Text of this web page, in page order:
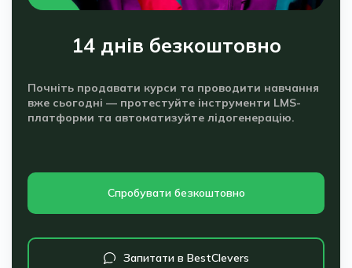
14 днів безкоштовно
Почніть продавати курси та проводити навчання
вже сьогодні — протестуйте інструменти LMS-
платформи та автоматизуйте лідогенерацію.
Спробувати безкоштовно
Запитати в BestClevers